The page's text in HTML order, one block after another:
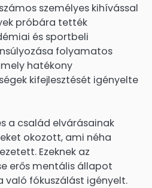
személyes kihívással
próbára tették
és sportbeli
folyamatos
hatékony
kifejlesztését igényelte
a család elvárásainak
okozott, ami néha
Ezeknek az
erős mentális állapot
való fókuszálást igényelt.